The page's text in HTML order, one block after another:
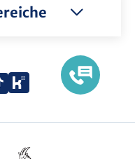
TiktokKununu